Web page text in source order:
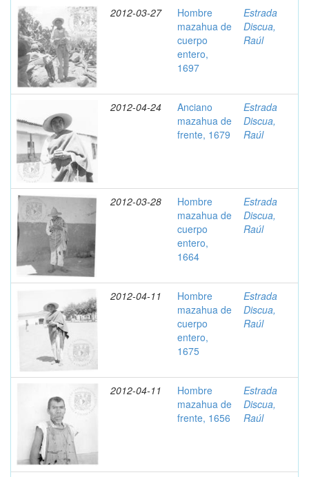
2012-03-27
Hombre
mazahua de
cuerpo
entero,
1697
Estrada
Discua,
Raúl
2012-04-24
Anciano
mazahua de
frente, 1679
Estrada
Discua,
Raúl
2012-03-28
Hombre
mazahua de
cuerpo
entero,
1664
Estrada
Discua,
Raúl
2012-04-11
Hombre
mazahua de
cuerpo
entero,
1675
Estrada
Discua,
Raúl
2012-04-11
Hombre
mazahua de
frente, 1656
Estrada
Discua,
Raúl